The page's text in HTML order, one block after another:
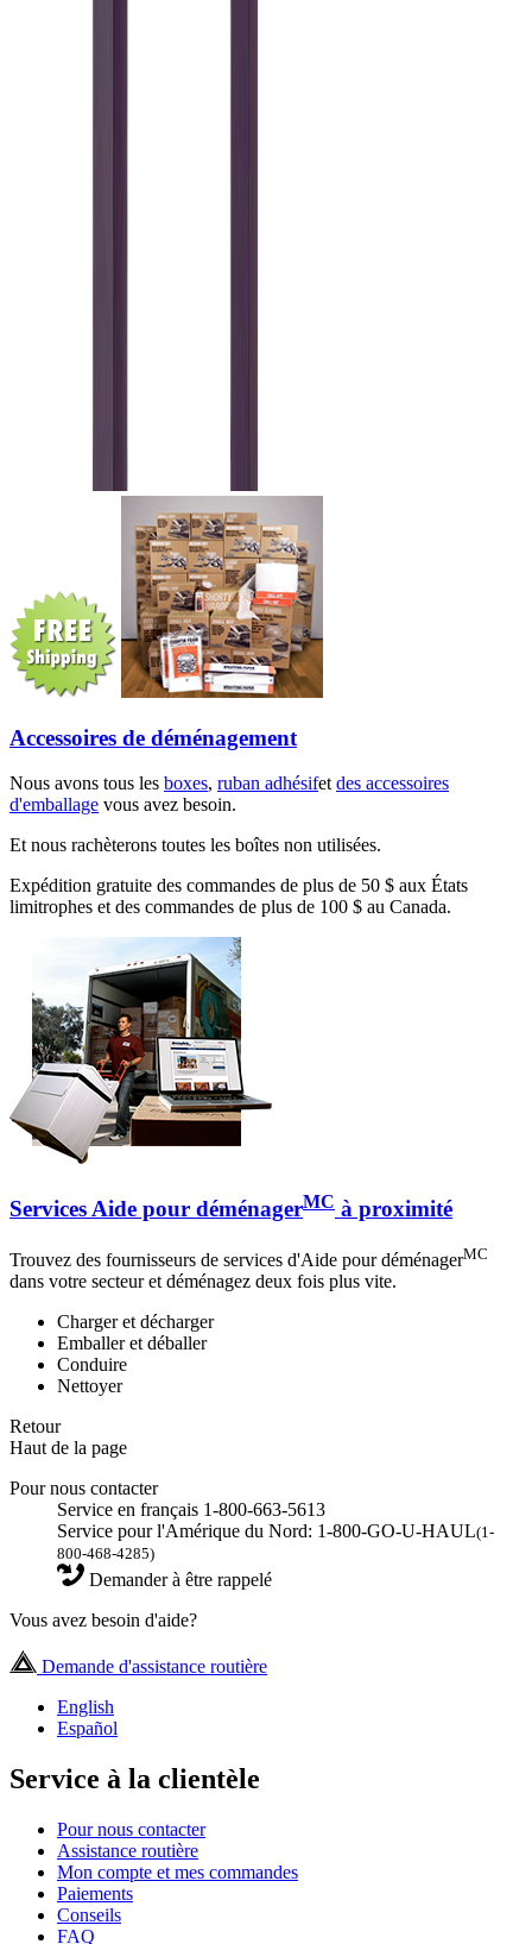
Accessoires de déménagement
Nous avons tous les boxes, ruban adhésifetdes accessoires
d'emballage vous avez besoin.
Et nous rachèterons toutes les boîtes non utilisées.
Expédition gratuite des commandes de plus de 50 $ aux États
limitrophes et des commandes de plus de 100 $ au Canada.
Services Aide pour déménagerMC à proximité
Trouvez des fournisseurs de services d'Aide pour déménagerMC
dans votre secteur et déménagez deux fois plus vite.
Charger et décharger
Emballer et déballer
Conduire
Nettoyer
Retour
Haut de la page
Pour nous contacter
Service en français 1-800-663-5613
Service pour l'Amérique du Nord: 1-800-GO-U-HAUL(1-
800-468-4285)
Demander à être rappelé
Vous avez besoin d'aide?
Demande d'assistance routière
English
Español
Service à la clientèle
Pour nous contacter
Assistance routière
Mon compte et mes commandes
Paiements
Conseils
FAQ